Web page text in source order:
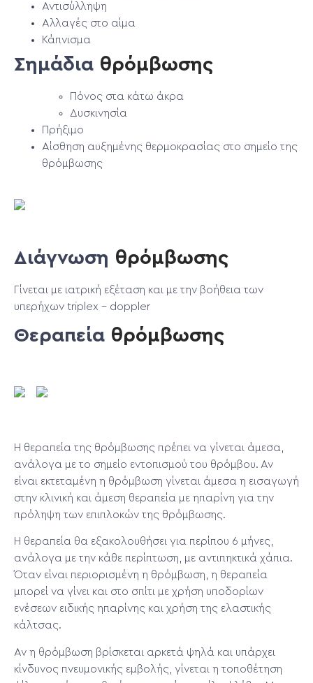
Αντισύλληψη
Αλλαγές στο αίμα
Κάπνισμα
Σημάδια θρόμβωσης
Πόνος στα κάτω άκρα
Δυσκινησία
Πρήξιμο
Αίσθηση αυξημένης θερμοκρασίας στο σημείο της
θρόμβωσης
Διάγνωση θρόμβωσης
Γίνεται με ιατρική εξέταση και με την βοήθεια των
υπερήχων triplex – doppler
Θεραπεία θρόμβωσης
Η θεραπεία της θρόμβωσης πρέπει να γίνεται άμεσα,
ανάλογα με το σημείο εντοπισμού του θρόμβου. Αν
είναι εκτεταμένη η θρόμβωση γίνεται άμεσα η εισαγωγή
στην κλινική και άμεση θεραπεία με ηπαρίνη για την
πρόληψη των επιπλοκών της θρόμβωσης.
Η θεραπεία θα εξακολουθήσει για περίπου 6 μήνες,
ανάλογα με την κάθε περίπτωση, με αντιπηκτικά χάπια.
Όταν είναι περιορισμένη η θρόμβωση, η θεραπεία
μπορεί να γίνει και στο σπίτι με χρήση υποδορίων
ενέσεων ειδικής ηπαρίνης και χρήση της ελαστικής
κάλτσας.
Αν η θρόμβωση βρίσκεται αρκετά ψηλά και υπάρχει
κίνδυνος πνευμονικής εμβολής, γίνεται η τοποθέτηση